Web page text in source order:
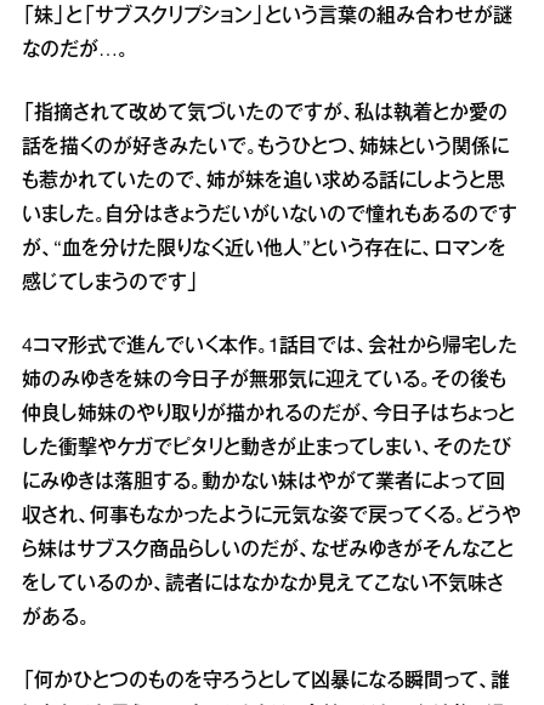
「妹」と「サブスクリプション」という言葉の組み合わせが謎
なのだが…。
「指摘されて改めて気づいたのですが、私は執着とか愛の
話を描くのが好きみたいで。もうひとつ、姉妹という関係に
も惹かれていたので、姉が妹を追い求める話にしようと思
いました。自分はきょうだいがいないので憧れもあるのです
が、“血を分けた限りなく近い他人”という存在に、ロマンを
感じてしまうのです」
4コマ形式で進んでいく本作。1話目では、会社から帰宅した
姉のみゆきを妹の今日子が無邪気に迎えている。その後も
仲良し姉妹のやり取りが描かれるのだが、今日子はちょっと
した衝撃やケガでピタリと動きが止まってしまい、そのたび
にみゆきは落胆する。動かない妹はやがて業者によって回
収され、何事もなかったように元気な姿で戻ってくる。どうや
ら妹はサブスク商品らしいのだが、なぜみゆきがそんなこと
をしているのか、読者にはなかなか見えてこない不気味さ
がある。
「何かひとつのものを守ろうとして凶暴になる瞬間って、誰